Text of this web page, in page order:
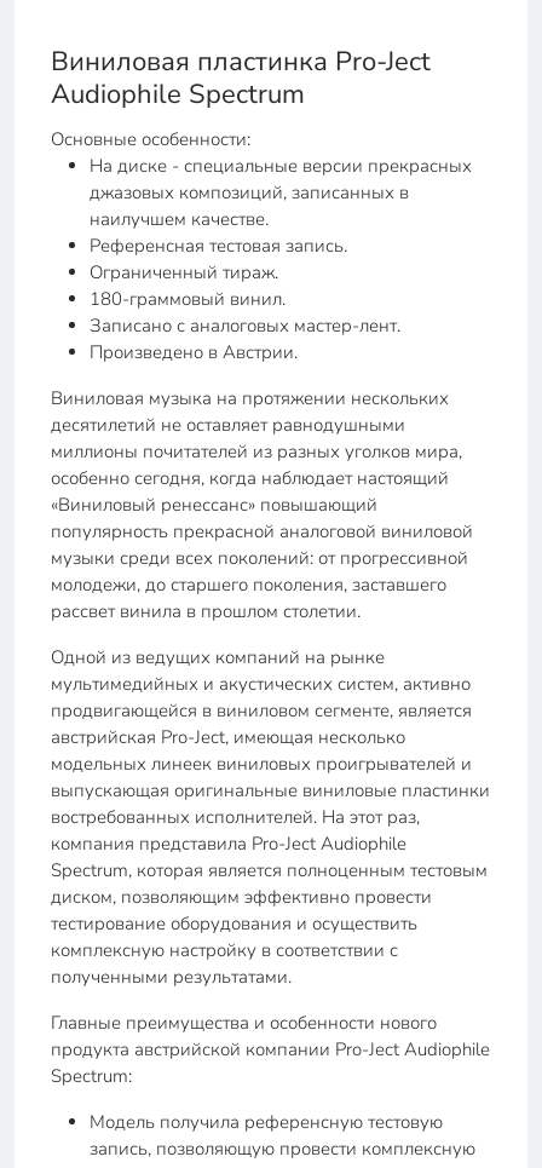
Виниловая пластинка Pro-Ject
Audiophile Spectrum
Основные особенности:
На диске - специальные версии прекрасных
джазовых композиций, записанных в
наилучшем качестве.
Референсная тестовая запись.
Ограниченный тираж.
180-граммовый винил.
Записано с аналоговых мастер-лент.
Произведено в Австрии.
Виниловая музыка на протяжении нескольких
десятилетий не оставляет равнодушными
миллионы почитателей из разных уголков мира,
особенно сегодня, когда наблюдает настоящий
«Виниловый ренессанс» повышающий
популярность прекрасной аналоговой виниловой
музыки среди всех поколений: от прогрессивной
молодежи, до старшего поколения, заставшего
рассвет винила в прошлом столетии.
Одной из ведущих компаний на рынке
мультимедийных и акустических систем, активно
продвигающейся в виниловом сегменте, является
австрийская Pro-Ject, имеющая несколько
модельных линеек виниловых проигрывателей и
выпускающая оригинальные виниловые пластинки
востребованных исполнителей. На этот раз,
компания представила Pro-Ject Audiophile
Spectrum, которая является полноценным тестовым
диском, позволяющим эффективно провести
тестирование оборудования и осуществить
комплексную настройку в соответствии с
полученными результатами.
Главные преимущества и особенности нового
продукта австрийской компании Pro-Ject Audiophile
Spectrum:
Модель получила референсную тестовую
запись, позволяющую провести комплексную